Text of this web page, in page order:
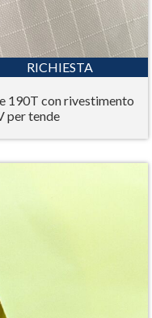
RICHIESTA
190T con rivestimento
per tende